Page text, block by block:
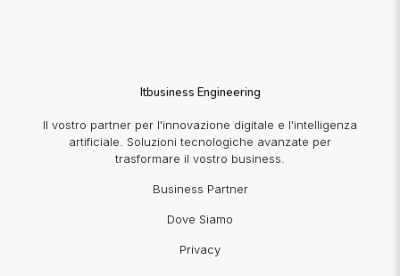
Itbusiness Engineering
Il vostro partner per l'innovazione digitale e l'intelligenza
artificiale. Soluzioni tecnologiche avanzate per
trasformare il vostro business.
Business Partner
Dove Siamo
Privacy